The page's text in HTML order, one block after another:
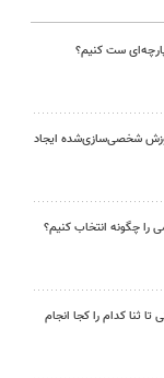
پارچه‌ای ست کنیم؟
شخصی‌سازی‌شده ایجاد
را چگونه انتخاب کنیم؟
ثنا کدام را کجا انجام